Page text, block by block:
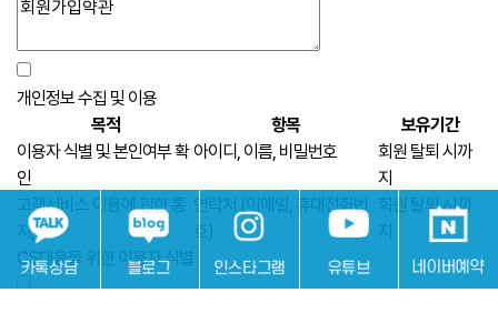
개인정보 수집 및 이용
목적
항목
보유기간
이용자 식별 및 본인여부 확
인
아이디, 이름, 비밀번호
회원 탈퇴 시까
지
고객서비스 이용에 관한 통
지,
CS대응을 위한 이용자 식별
연락처 (이메일, 휴대전화번
호)
회원 탈퇴 시까
지